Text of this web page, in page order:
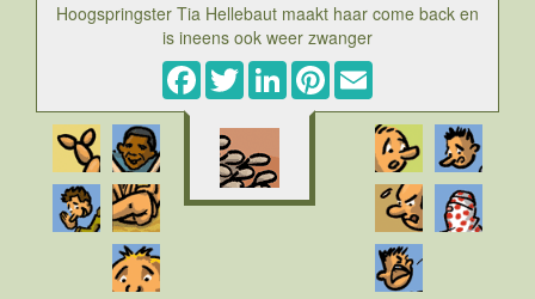
Hoogspringster Tia Hellebaut maakt haar come back en
is ineens ook weer zwanger
Facebook
TwitterLinkedInPinterest